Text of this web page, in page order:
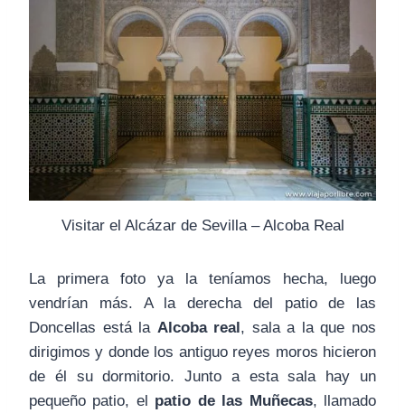
Visitar el Alcázar de Sevilla – Alcoba Real
La primera foto ya la teníamos hecha, luego
vendrían más. A la derecha del patio de las
Doncellas está la Alcoba real, sala a la que nos
dirigimos y donde los antiguo reyes moros hicieron
de él su dormitorio. Junto a esta sala hay un
pequeño patio, el patio de las Muñecas, llamado